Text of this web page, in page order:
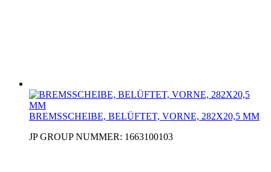
BREMSSCHEIBE, BELÜFTET, VORNE, 282X20,5 MM
JP GROUP NUMMER: 1663100103